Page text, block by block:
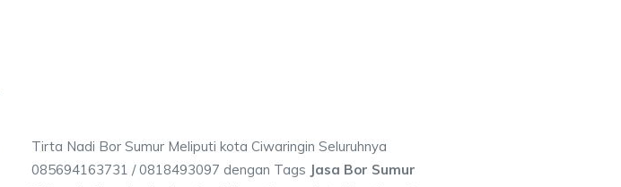
Tirta Nadi Bor Sumur Meliputi kota Ciwaringin Seluruhnya
085694163731 / 0818493097 dengan Tags Jasa Bor Sumur